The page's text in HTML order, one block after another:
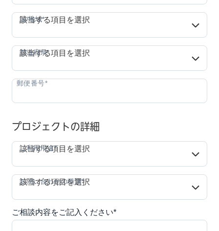
国/地域*
該当する項目を選択
都道府県*
該当する項目を選択
プロジェクトの詳細
ご利用用途*
該当する項目を選択
お問い合わせの種類*
該当する項目を選択
ご相談内容をご記入ください*